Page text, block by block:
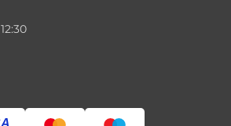
idrofugo da 19 mm, offrendo